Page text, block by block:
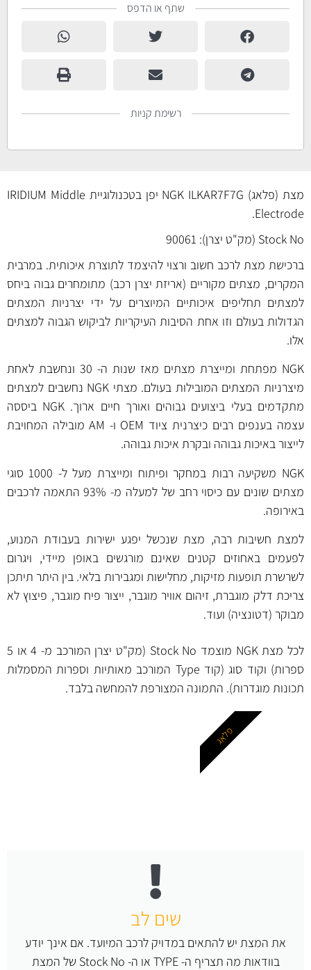
שתף או הדפס
רשימת קניות
מצת (פלאג) NGK ILKAR7F7G יפן בטכנולוגיית IRIDIUM Middle
Electrode.
Stock No (מק"ט יצרן): 90061
ברכישת מצת לרכב חשוב ורצוי להיצמד לתוצרת איכותית. במרבית
המקרים, מצתים מקוריים (אריזת יצרן רכב) מתומחרים גבוה ביחס
למצתים תחליפים איכותיים המיוצרים על ידי יצרניות המצתים
הגדולות בעולם וזו אחת הסיבות העיקריות לביקוש הגבוה למצתים
אלו.
NGK מפתחת ומייצרת מצתים מאז שנות ה- 30 ונחשבת לאחת
מיצרניות המצתים המובילות בעולם. מצתי NGK נחשבים למצתים
מתקדמים בעלי ביצועים גבוהים ואורך חיים ארוך. NGK ביססה
עצמה בענפים רבים כיצרנית ציוד OEM ו- AM מובילה המחויבת
לייצור באיכות גבוהה ובקרת איכות גבוהה.
NGK משקיעה רבות במחקר ופיתוח ומייצרת מעל ל- 1000 סוגי
מצתים שונים עם כיסוי רחב של למעלה מ- 93% התאמה לרכבים
באירופה.
למצת חשיבות רבה, מצת שנכשל יפגע ישירות בעבודת המנוע,
לפעמים באחוזים קטנים שאינם מורגשים באופן מיידי, ויגרום
לשרשרת תופעות מזיקות, מחלישות ומגבירות בלאי. בין היתר תיתכן
צריכת דלק מוגברת, זיהום אוויר מוגבר, ייצור פיח מוגבר, פיצוץ לא
מבוקר (דטונציה) ועוד.
לכל מצת NGK מוצמד Stock No (מק"ט יצרן המורכב מ- 4 או 5
ספרות) וקוד סוג (קוד Type המורכב מאותיות וספרות המסמלות
תכונות מוגדרות). התמונה המצורפת להמחשה בלבד.
שים לב
את המצת יש להתאים במדויק לרכב המיועד. אם אינך יודע
בוודאות מה תצריף ה- TYPE או ה- Stock No של המצת
פלאג